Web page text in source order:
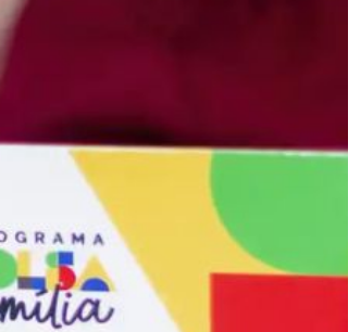
as duas Estações de Tratamento de Água
retomado de forma gradativa em Manaus. As
regiões centrais e os bairros mais próximos
ao complexo serão o